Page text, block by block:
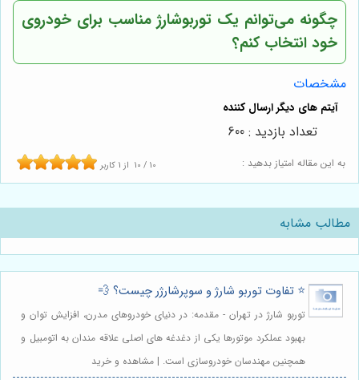
چگونه می‌توانم یک توربوشارژ مناسب برای خودروی
خود انتخاب کنم؟
مشخصات
به این مقاله امتیاز بدهید : 10 / 10 از 1 کاربر
تعداد بازدید : 600
مطالب مشابه
⭐️ تفاوت توربو شارژ و سوپرشارژر چیست؟ 💨
توربو شارژ در تهران - مقدمه: در دنیای خودروهای مدرن، افزایش توان و
بهبود عملکرد موتورها یکی از دغدغه های اصلی علاقه مندان به اتومبیل و
همچنین مهندسان خودروسازی است. | مشاهده و خرید